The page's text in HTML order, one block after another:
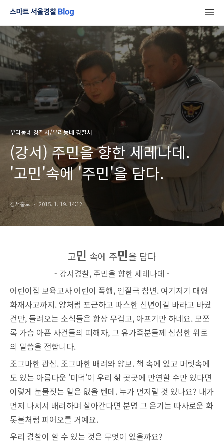
우리동네 경찰서/우리동네 경찰서
(강서) 주민을 향한 세레나데.
'고민'속에 '주민'을 담다.
강서홍보 2015. 1. 19. 14:12
고민 속에 주민을 담다
- 강서경찰, 주민을 향한 세레나데 -
어린이집 보육교사 어린이 폭행, 인질극 참변. 여기저기 대형
화재사고까지. 양처럼 포근하고 따스한 신년이길 바라고 바랐
건만, 들려오는 소식들은 항상 무겁고, 아프기만 하네요. 모쪼
록 가슴 아픈 사건들의 피해자, 그 유가족분들께 심심한 위로
의 말씀을 전합니다.
조그마한 관심. 조그마한 배려와 양보. 책 속에 있고 머릿속에
도 있는 아름다운 '미덕'이 우리 삶 곳곳에 만연할 수만 있다면
이렇게 눈물짓는 일은 없을 텐데. 누가 먼저랄 것 있나요? 내가
먼저 나서서 배려하며 살아간다면 분명 그 온기는 따사로운 화
톳불처럼 피어오를 거예요.
우리 경찰이 할 수 있는 것은 무엇이 있을까요?